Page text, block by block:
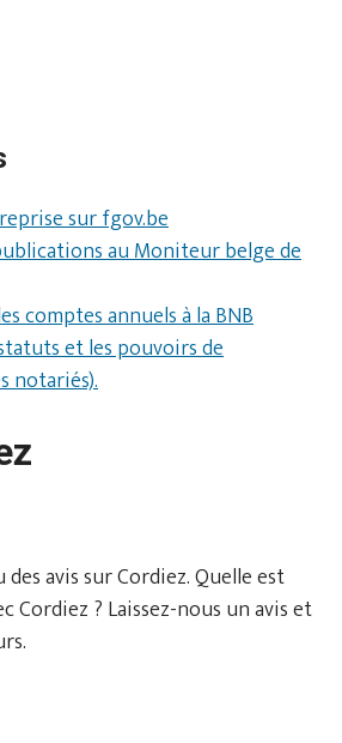
sur fgov.be
au Moniteur belge de
comptes annuels à la BNB
et les pouvoirs de
notariés).
avis sur Cordiez. Quelle est
Cordiez ? Laissez-nous un avis et